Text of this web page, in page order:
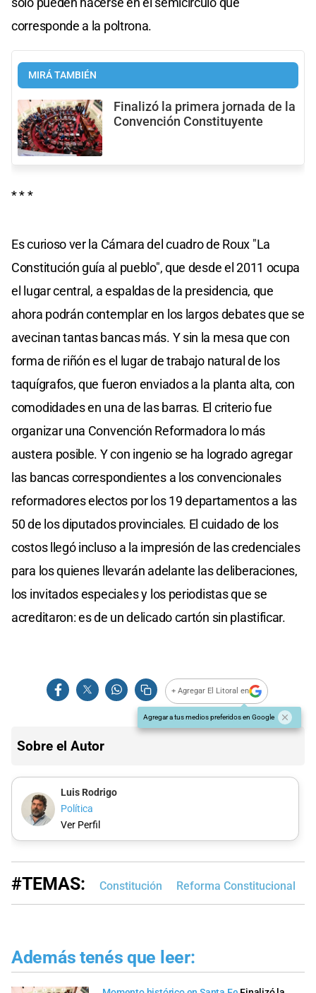
corresponde a la poltrona.
MIRÁ TAMBIÉN
Finalizó la primera jornada de la
Convención Constituyente
* * *
Es curioso ver la Cámara del cuadro de Roux "La
Constitución guía al pueblo", que desde el 2011 ocupa
el lugar central, a espaldas de la presidencia, que
ahora podrán contemplar en los largos debates que se
avecinan tantas bancas más. Y sin la mesa que con
forma de riñón es el lugar de trabajo natural de los
taquígrafos, que fueron enviados a la planta alta, con
comodidades en una de las barras. El criterio fue
organizar una Convención Reformadora lo más
austera posible. Y con ingenio se ha logrado agregar
las bancas correspondientes a los convencionales
reformadores electos por los 19 departamentos a las
50 de los diputados provinciales. El cuidado de los
costos llegó incluso a la impresión de las credenciales
para los quienes llevarán adelante las deliberaciones,
los invitados especiales y los periodistas que se
acreditaron: es de un delicado cartón sin plastificar.
+ Agregar El Litoral en
Agregar a tus medios preferidos en Google
Sobre el Autor
Luis Rodrigo
Política
Ver Perfil
#TEMAS: Constitución Reforma Constitucional
Además tenés que leer: